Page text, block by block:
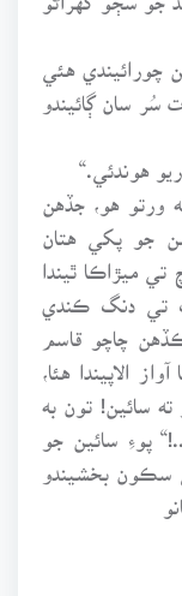
چورائيندي هئي
سُر سان ڳائيندو
هوندئي.“
ورتو هو، جڏهن
جو پکي هتان
ميڙاڪا ٿيندا
تي دنگ ڪندي
چاچو قاسم
الاپيندا هئا،
سائين! تون به
پوءِ سائين جو
سڪون بخشيندو